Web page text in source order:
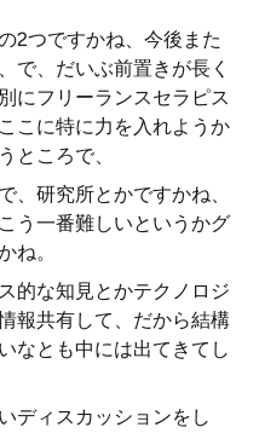
2つですかね、今後また
で、だいぶ前置きが長く
にフリーランスセラピス
こに特に力を入れようか
ところで、
、研究所とかですかね、
う一番難しいというかグ
ね。
的な知見とかテクノロジ
報共有して、だから結構
なとも中には出てきてし
ディスカッションをし